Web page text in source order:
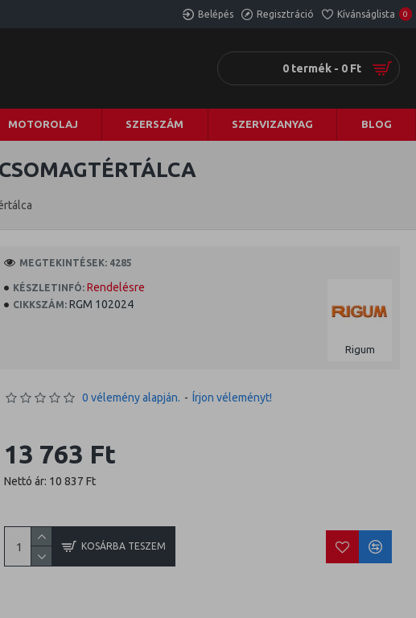
Belépés Regisztráció Kívánságlista 0
0 termék - 0 Ft
MOTOROLAJ SZERSZÁM SZERVIZANYAG BLOG
KÉSZLETINFÓ: Rendelésre
CIKKSZÁM: RGM 102024
Rigum
MEGTEKINTÉSEK: 4285
0 vélemény alapján. - Írjon véleményt!
13 763 Ft
Nettó ár: 10 837 Ft
KOSÁRBA TESZEM